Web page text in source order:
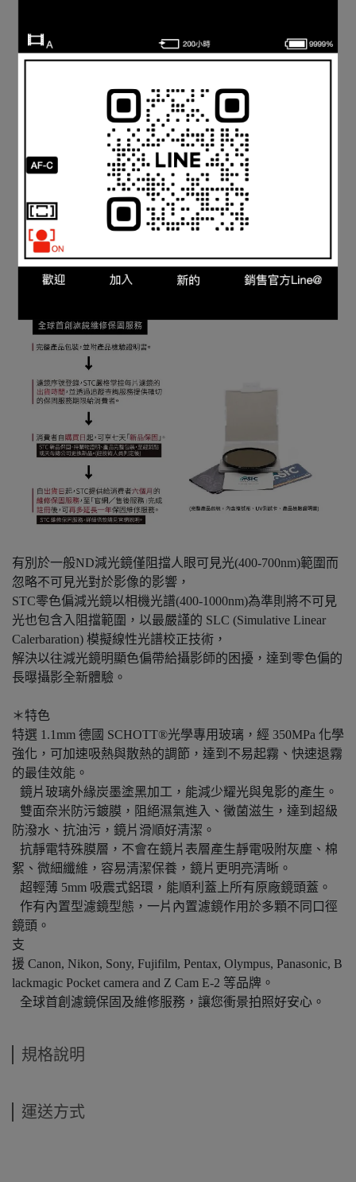
有別於一般ND減光鏡僅阻擋人眼可見光(400-700nm)範圍而
忽略不可見光對於影像的影響，
STC零色偏減光鏡以相機光譜(400-1000nm)為準則將不可見
光也包含入阻擋範圍，以最嚴謹的 SLC (Simulative Linear
Calerbaration) 模擬線性光譜校正技術，
解決以往減光鏡明顯色偏帶給攝影師的困擾，達到零色偏的
長曝攝影全新體驗。
＊特色
特選 1.1mm 德國 SCHOTT®光學專用玻璃，經 350MPa 化學
強化，可加速吸熱與散熱的調節，達到不易起霧、快速退霧
的最佳效能。
鏡片玻璃外緣炭墨塗黑加工，能減少耀光與鬼影的產生。
雙面奈米防污鍍膜，阻絕濕氣進入、黴菌滋生，達到超級
防潑水、抗油污，鏡片滑順好清潔。
抗靜電特殊膜層，不會在鏡片表層產生靜電吸附灰塵、棉
絮、微細纖維，容易清潔保養，鏡片更明亮清晰。
超輕薄 5mm 吸震式鋁環，能順利蓋上所有原廠鏡頭蓋。
作有內置型濾鏡型態，一片內置濾鏡作用於多顆不同口徑
鏡頭。
支
援 Canon, Nikon, Sony, Fujifilm, Pentax, Olympus, Panasonic, B
lackmagic Pocket camera and Z Cam E-2 等品牌。
全球首創濾鏡保固及維修服務，讓您衝景拍照好安心。
規格說明
運送方式